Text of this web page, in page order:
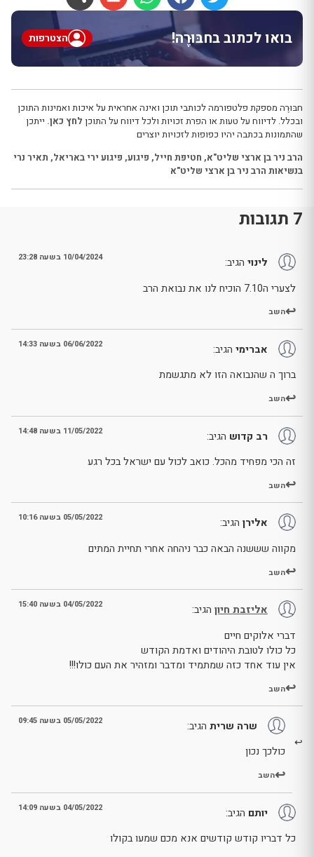
בואו לכתוב בחבּוּרֶה! הצטרפות
חבּוּרֶה מספקת פלטפורמה לכותבי תוכן ואינה אחראית על איכות ואמינות התוכן
ובכלל. לדיווח על טעות או הפרת זכויות ולכל דיווח על התוכן לחץ כאן. ייתכן
שהתמונות בכתבה יהיו כפופות לזכויות יוצרים
הרב ניר בן ארצי שליט"א, חטיפת חייל, פיגוע, פיגוע ירי באריאל, תאיר נרי
בנשיאות הרב ניר בן ארצי שליט"א
7 תגובות
לינוי הגיב: 10/04/2024 בשעה 23:28
לצערי ה7.10 הוכיח לנו את נבואת הרב
השב
אברימי הגיב: 06/06/2022 בשעה 14:33
ברוך ה שהנבואה הזו לא מתגשמת
השב
רב קדוש הגיב: 11/05/2022 בשעה 14:48
זה הכי מפחיד מהכל. כואב לכול עם ישראל בכל רגע
השב
אלירן הגיב: 05/05/2022 בשעה 10:16
מקווה שששנה הבאה כבר ניהחה אחרי תחיית המתים
השב
אליזבת חיון הגיב: 04/05/2022 בשעה 15:40
דברי אלוקים חיים
כל כולו לטובת היהודים ואדמת הקודש
אין עוד אחד כזה שמתמיד ומדבר ומזהיר את העם כולו!!!
השב
שרה שרית הגיב: 05/05/2022 בשעה 09:45
כולכך נכון
השב
יותם הגיב: 04/05/2022 בשעה 14:09
כל דבריו קודש קודשים אנא מכם שמעו בקולו